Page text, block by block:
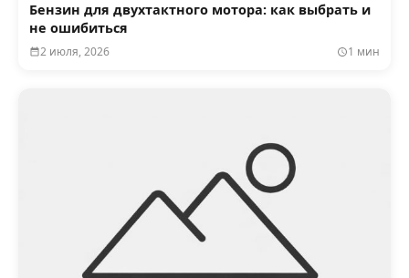
Бензин для двухтактного мотора: как выбрать и
не ошибиться
2 июля, 2026 1 мин